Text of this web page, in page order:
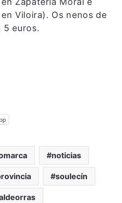
Viloira). Os nenos de
5 euros.
noticias
soulecín